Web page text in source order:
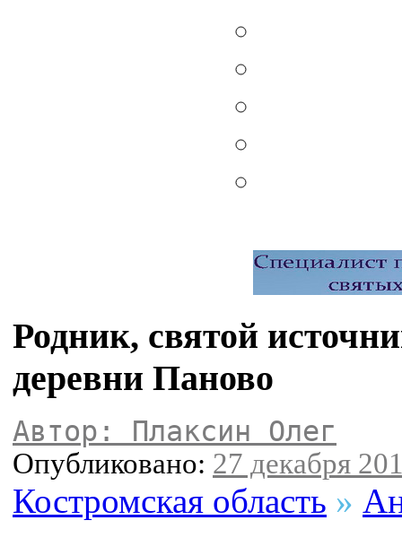
Родник, святой
деревни Паново
Автор: Плаксин Олег
Опубликовано: 27 декабря
Костромская область »